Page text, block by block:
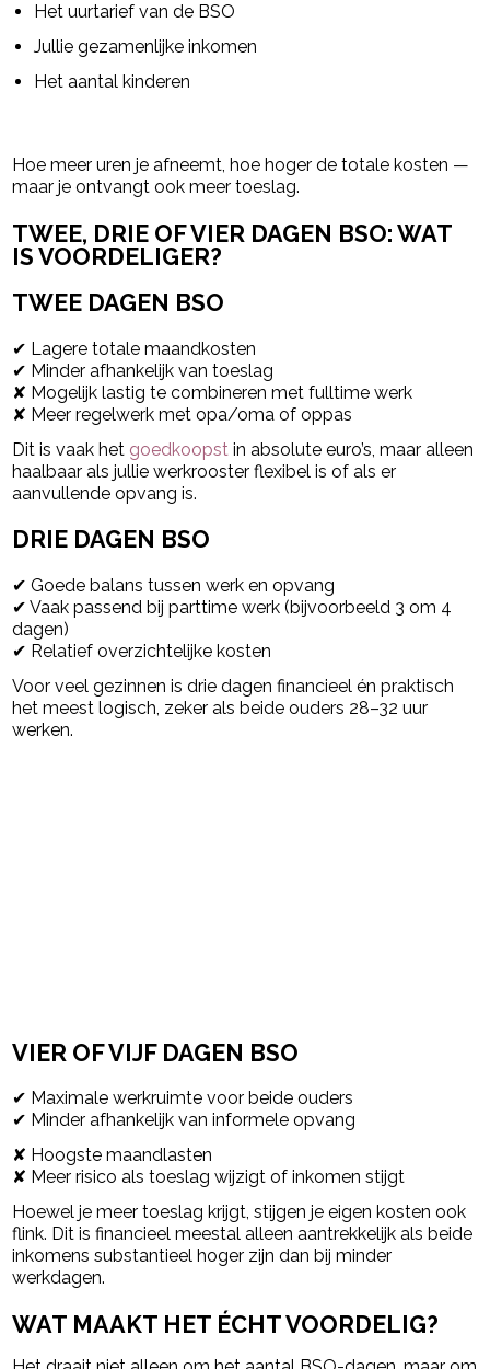
Het uurtarief van de BSO
Jullie gezamenlijke inkomen
Het aantal kinderen
Hoe meer uren je afneemt, hoe hoger de totale kosten —
maar je ontvangt ook meer toeslag.
TWEE, DRIE OF VIER DAGEN BSO: WAT
IS VOORDELIGER?
TWEE DAGEN BSO
✔ Lagere totale maandkosten
✔ Minder afhankelijk van toeslag
✘ Mogelijk lastig te combineren met fulltime werk
✘ Meer regelwerk met opa/oma of oppas
Dit is vaak het goedkoopst in absolute euro’s, maar alleen
haalbaar als jullie werkrooster flexibel is of als er
aanvullende opvang is.
DRIE DAGEN BSO
✔ Goede balans tussen werk en opvang
✔ Vaak passend bij parttime werk (bijvoorbeeld 3 om 4
dagen)
✔ Relatief overzichtelijke kosten
Voor veel gezinnen is drie dagen financieel én praktisch
het meest logisch, zeker als beide ouders 28–32 uur
werken.
VIER OF VIJF DAGEN BSO
✔ Maximale werkruimte voor beide ouders
✔ Minder afhankelijk van informele opvang
✘ Hoogste maandlasten
✘ Meer risico als toeslag wijzigt of inkomen stijgt
Hoewel je meer toeslag krijgt, stijgen je eigen kosten ook
flink. Dit is financieel meestal alleen aantrekkelijk als beide
inkomens substantieel hoger zijn dan bij minder
werkdagen.
WAT MAAKT HET ÉCHT VOORDELIG?